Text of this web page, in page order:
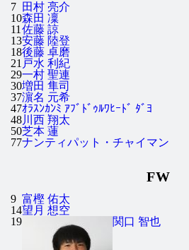
7 田村 亮介
10森田 凜
11 佐藤 諒
13安藤 陸登
18後藤 卓磨
21 戸水 利紀
29一村 聖連
30増田 隼司
37濵名 元希
47ｵﾗｽﾝｶﾝﾐ ｱﾌﾞﾄﾞｩﾙﾜﾋｰﾄﾞ ﾀﾞﾖ
48川西 翔太
50芝本 蓮
77ナンティパット・チャイマン
FW
9 富樫 佑太
14望月 想空
19
関口 智也